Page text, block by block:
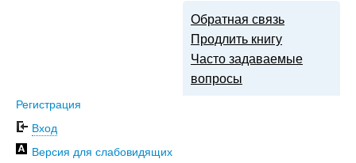
Обратная связь
Продлить книгу
Часто задаваемые
вопросы
Регистрация
Вход
Версия для слабовидящих